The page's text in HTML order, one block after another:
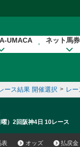
UMACA ネット馬
ース結果 開催選択 > レ
）2回阪神4日 10レース
表 オッズ 払戻金